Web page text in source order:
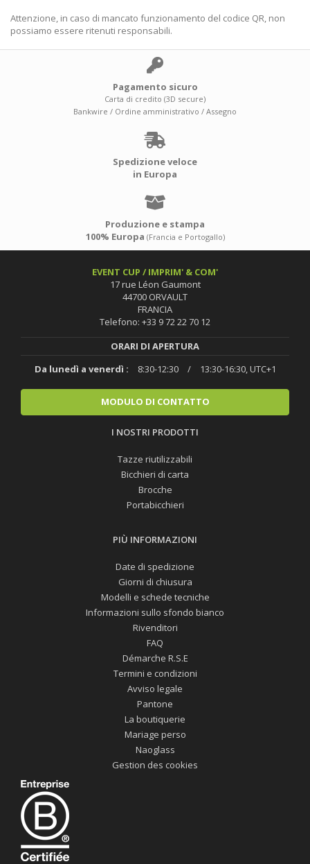
Attenzione, in caso di mancato funzionamento del codice QR, non
possiamo essere ritenuti responsabili.
Pagamento sicuro
Carta di credito (3D secure)
Bankwire / Ordine amministrativo / Assegno
Spedizione veloce
in Europa
Produzione e stampa
100% Europa (Francia e Portogallo)
EVENT CUP / IMPRIM' & COM'
17 rue Léon Gaumont
44700 ORVAULT
FRANCIA
Telefono: +33 9 72 22 70 12
ORARI DI APERTURA
Da lunedì a venerdì :
8:30-12:30 / 13:30-16:30, UTC+1
MODULO DI CONTATTO
I NOSTRI PRODOTTI
Tazze riutilizzabili
Bicchieri di carta
Brocche
Portabicchieri
PIÙ INFORMAZIONI
Date di spedizione
Giorni di chiusura
Modelli e schede tecniche
Informazioni sullo sfondo bianco
Rivenditori
FAQ
Démarche R.S.E
Termini e condizioni
Avviso legale
Pantone
La boutiquerie
Mariage perso
Naoglass
Gestion des cookies